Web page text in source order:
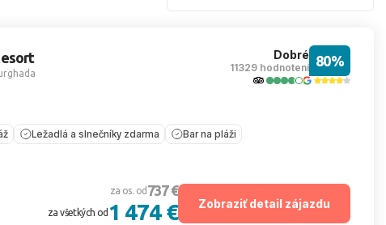
Dobré
11329 hodnotení 80%
Ležadlá a slnečníky zdarma Bar na pláži
za os. od 737 €
za všetkých od 1 474 € Zobraziť detail zájazdu